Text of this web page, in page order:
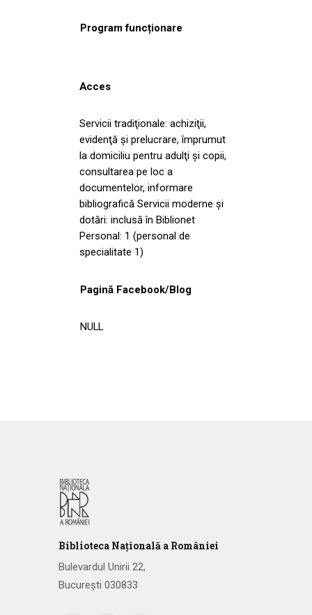
Program funcționare
Acces
Servicii tradiţionale: achiziţii,
evidenţă şi prelucrare, împrumut
la domiciliu pentru adulţi şi copii,
consultarea pe loc a
documentelor, informare
bibliografică Servicii moderne și
dotări: inclusă în Biblionet
Personal: 1 (personal de
specialitate 1)
Pagină Facebook/Blog
NULL
Biblioteca Națională a României
Bulevardul Unirii 22,
București 030833